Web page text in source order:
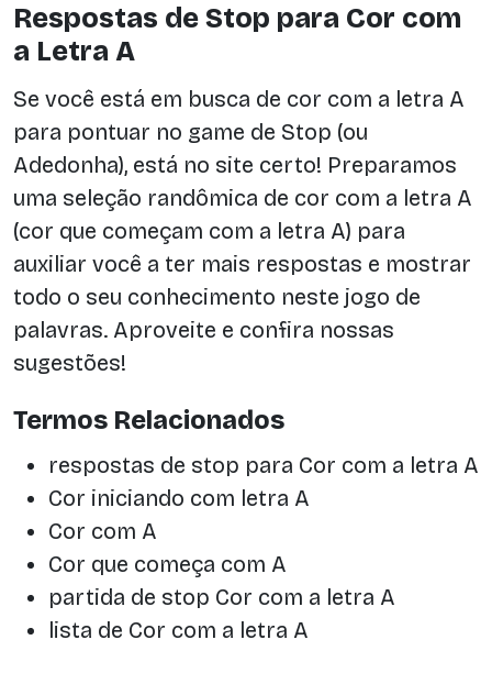
Respostas de Stop para Cor com
a Letra A
Se você está em busca de cor com a letra A
para pontuar no game de Stop (ou
Adedonha), está no site certo! Preparamos
uma seleção randômica de cor com a letra A
(cor que começam com a letra A) para
auxiliar você a ter mais respostas e mostrar
todo o seu conhecimento neste jogo de
palavras. Aproveite e confira nossas
sugestões!
Termos Relacionados
respostas de stop para Cor com a letra A
Cor iniciando com letra A
Cor com A
Cor que começa com A
partida de stop Cor com a letra A
lista de Cor com a letra A